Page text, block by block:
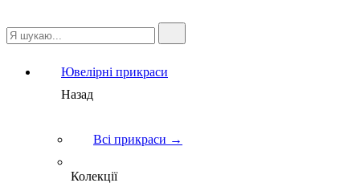
Ювелірні прикраси
Назад
Всі прикраси →
Колекції